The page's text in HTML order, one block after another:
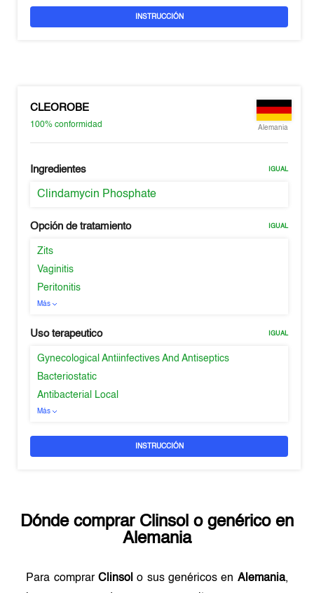
INSTRUCCIÓN
CLEOROBE
100%conformidad Alemania
Ingredientes IGUAL
Clindamycin Phosphate
Opción de tratamiento IGUAL
Zits
Vaginitis
Peritonitis
Más
Uso terapeutico IGUAL
Gynecological Antiinfectives And Antiseptics
Bacteriostatic
Antibacterial Local
Más
INSTRUCCIÓN
Dónde comprar Clinsol o genérico en
Alemania
Para comprarClinsol o sus genéricos en Alemania,